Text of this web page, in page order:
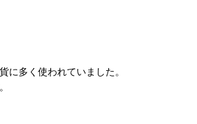
多く使われていました。